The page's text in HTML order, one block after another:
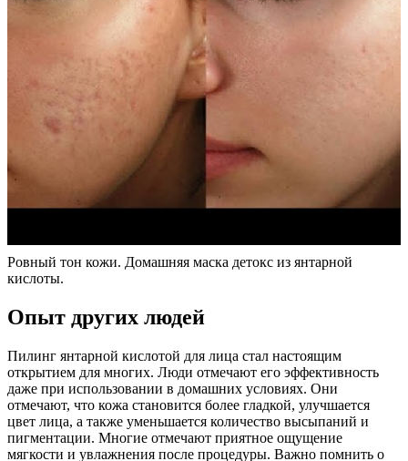
Ровный тон кожи. Домашняя маска детокс из янтарной
кислоты.
Опыт других людей
Пилинг янтарной кислотой для лица стал настоящим
открытием для многих. Люди отмечают его эффективность
даже при использовании в домашних условиях. Они
отмечают, что кожа становится более гладкой, улучшается
цвет лица, а также уменьшается количество высыпаний и
пигментации. Многие отмечают приятное ощущение
мягкости и увлажнения после процедуры. Важно помнить о